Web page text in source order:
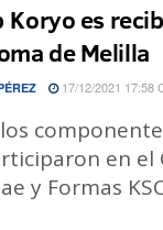
Koryo es
de Melilla
17/12/2021 17:58
en el
y Formas